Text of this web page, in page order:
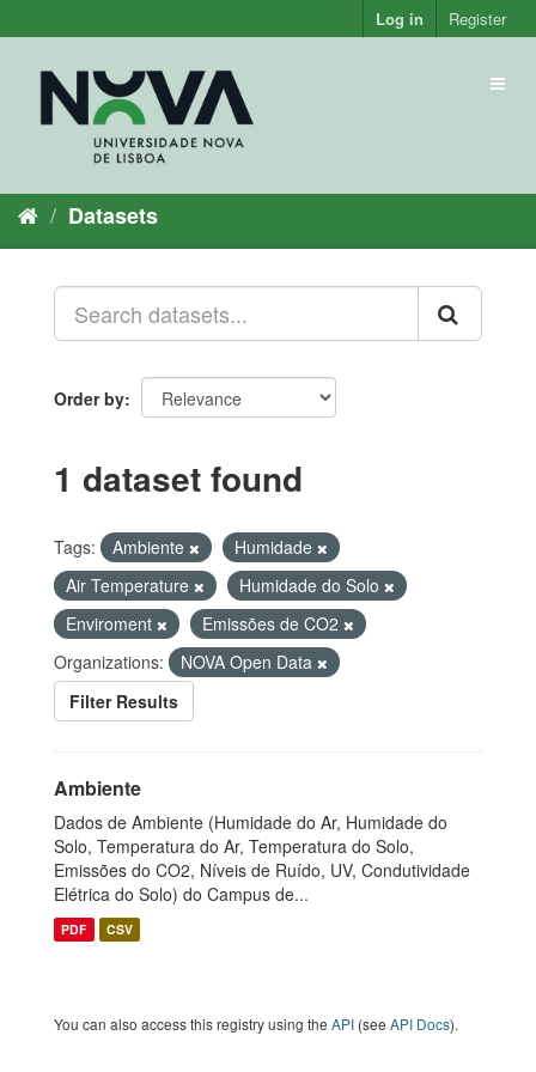
to
Log in Register
Datasets
Order by
1 dataset found
Tags: Ambiente
Humidade
Air Temperature
Humidade do Solo
Enviroment
Emissões de CO2
Organizations:
NOVA Open Data
Filter Results
Ambiente
Dados de Ambiente (Humidade do Ar, Humidade do
Solo, Temperatura do Ar, Temperatura do Solo,
Emissões do CO2, Níveis de Ruído, UV, Condutividade
Elétrica do Solo) do Campus de...
PDF CSV
You can also access this registry using the API (see API Docs).